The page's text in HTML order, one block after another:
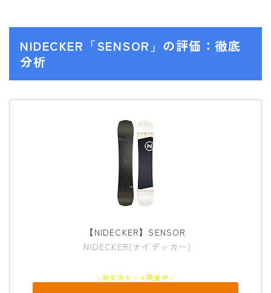
NORTHWAVE
RIDE
SALOMON
himassmania
SMITH
NIDECKER「SENSOR」の評価：徹底
分析
【NIDECKER】SENSOR
NIDECKER(ナイデッカー)